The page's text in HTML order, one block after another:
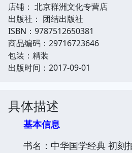
店铺： 北京群洲文化专营店
出版社： 团结出版社
ISBN：9787512650381
商品编码：29716723646
包装：精装
出版时间：2017-09-01
具体描述
基本信息
书名：中华国学经典 初刻